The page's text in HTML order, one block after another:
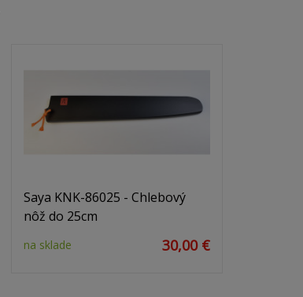
Saya KNK-86025 - Chlebový
nôž do 25cm
na sklade 30,00 €